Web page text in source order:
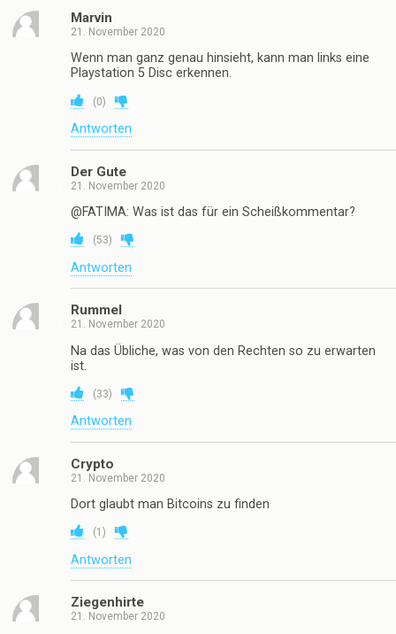
Marvin
21. November 2020
Wenn man ganz genau hinsieht, kann man links eine
Playstation 5 Disc erkennen.
(0)
Antworten
Der Gute
21. November 2020
@FATIMA: Was ist das für ein Scheißkommentar?
(53)
Antworten
Rummel
21. November 2020
Na das Übliche, was von den Rechten so zu erwarten
ist.
(33)
Antworten
Crypto
21. November 2020
Dort glaubt man Bitcoins zu finden
(1 )
Antworten
Ziegenhirte
21. November 2020